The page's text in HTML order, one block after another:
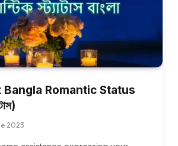
Romantic Status
2023